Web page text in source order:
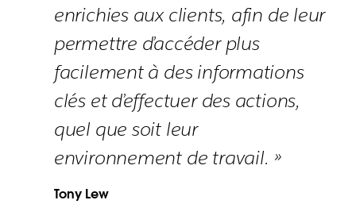
enrichies aux clients, afin de leur
permettre d’accéder plus
facilement à des informations
clés et d’effectuer des actions,
quel que soit leur
environnement de travail. »
Tony Lew